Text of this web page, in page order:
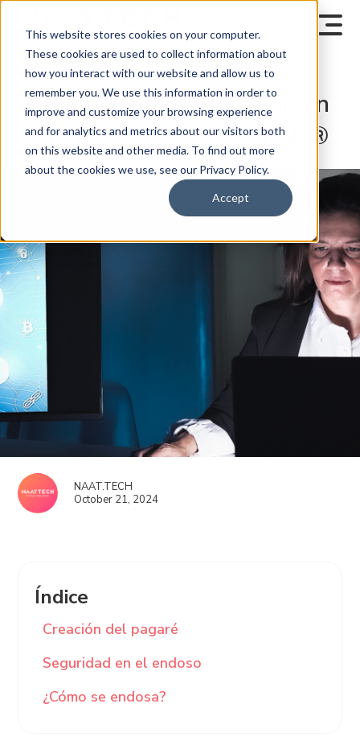
This website stores cookies on your computer.
These cookies are used to collect information about
how you interact with our website and allow us to
remember you. We use this information in order to
improve and customize your browsing experience
and for analytics and metrics about our visitors both
on this website and other media. To find out more
about the cookies we use, see our Privacy Policy.
Accept
Pagaré Digital Blockchain en
cadena de endoso con FAD®
NAAT.TECH
October 21, 2024
Índice
Creación del pagaré
Seguridad en el endoso
¿Cómo se endosa?